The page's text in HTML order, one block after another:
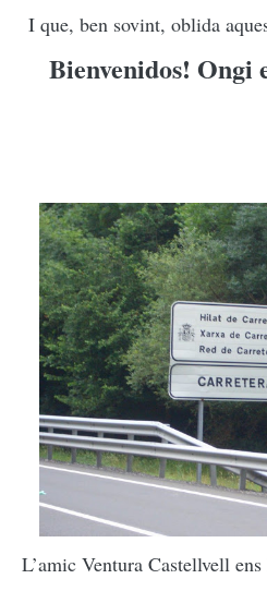
I que, ben sovint, oblida
Bienvenidos!
L’amic Ventura Castellvell